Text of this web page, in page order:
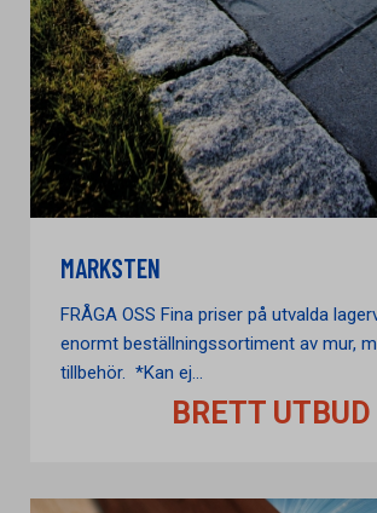
MARKSTEN
FRÅGA OSS Fina priser på utvalda
enormt beställningssortiment av mur,
tillbehör. *Kan ej...
BRETT UTBUD